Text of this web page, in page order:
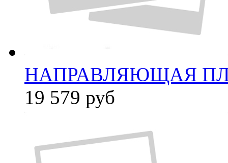
НАПРАВЛЯЮЩАЯ
19 579 руб